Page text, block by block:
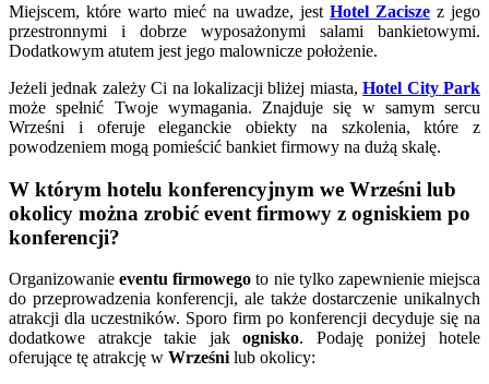
Miejscem, które warto mieć na uwadze, jest Hotel Zacisze z jego
przestronnymi i dobrze wyposażonymi salami bankietowymi.
Dodatkowym atutem jest jego malownicze położenie.
Jeżeli jednak zależy Ci na lokalizacji bliżej miasta,Hotel City Park
może spełnić Twoje wymagania. Znajduje się w samym sercu
Wrześni i oferuje eleganckie obiekty na szkolenia, które z
powodzeniem mogą pomieścić bankiet firmowy na dużą skalę.
W którym hotelu konferencyjnym we Wrześni lub
okolicy można zrobić event firmowy z ogniskiem po
konferencji?
Organizowanieeventu firmowego to nie tylko zapewnienie miejsca
do przeprowadzenia konferencji, ale także dostarczenie unikalnych
atrakcji dla uczestników. Sporo firm po konferencji decyduje się na
dodatkowe atrakcje takie jakognisko. Podaję poniżej hotele
oferujące tę atrakcję w Wrześni lub okolicy: